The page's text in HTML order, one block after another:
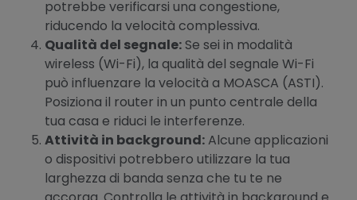
potrebbe verificarsi una congestione,
riducendo la velocità complessiva.
Qualità del segnale: Se sei in modalità
wireless (Wi-Fi), la qualità del segnale Wi-Fi
può influenzare la velocità a MOASCA (ASTI).
Posiziona il router in un punto centrale della
tua casa e riduci le interferenze.
Attività in background:Alcune applicazioni
o dispositivi potrebbero utilizzare la tua
larghezza di banda senza che tu te ne